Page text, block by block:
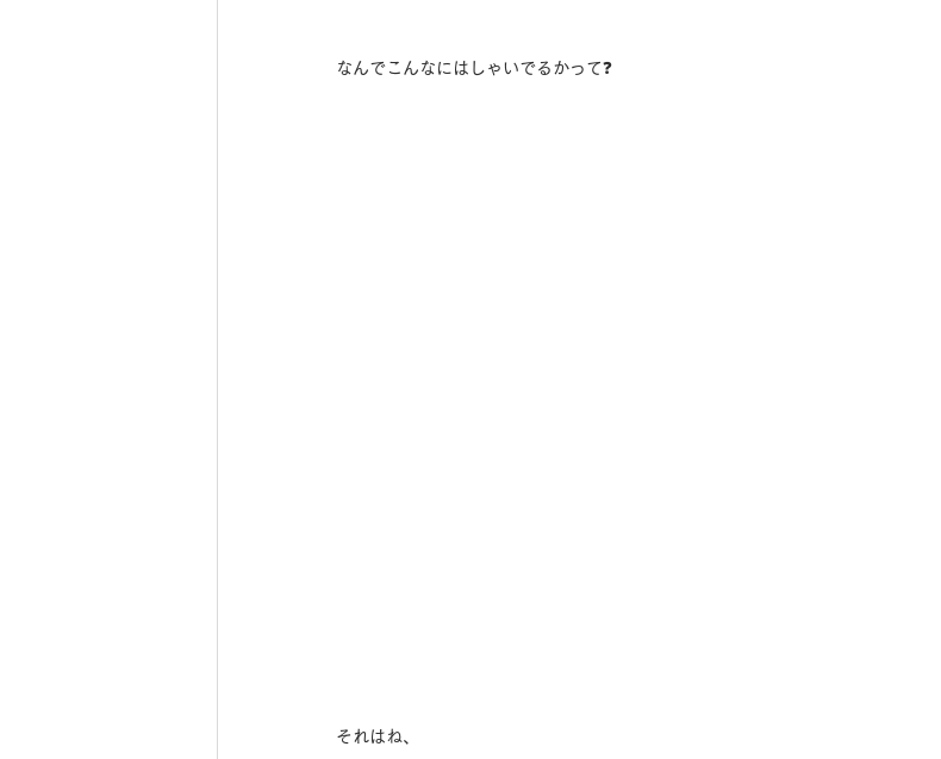
なんでこんなにはしゃいでるかって❓
それはね、